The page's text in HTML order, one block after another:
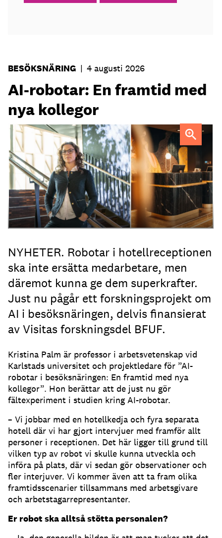
BESÖKSNÄRING | 4 augusti 2026
AI-robotar: En framtid med
nya kollegor
Professor Kristina Palm FOTO: Theresia Viska FOTO:
Dylan Calluy / Unsplash
NYHETER. Robotar i hotellreceptionen
ska inte ersätta medarbetare, men
däremot kunna ge dem superkrafter.
Just nu pågår ett forskningsprojekt om
AI i besöksnäringen, delvis finansierat
av Visitas forskningsdel BFUF.
Kristina Palm är professor i arbetsvetenskap vid
Karlstads universitet och projektledare för ”AI-
robotar i besöksnäringen: En framtid med nya
kollegor”. Hon berättar att de just nu gör
fältexperiment i studien kring AI-robotar.
– Vi jobbar med en hotellkedja och fyra separata
hotell där vi har gjort intervjuer med framför allt
personer i receptionen. Det här ligger till grund till
vilken typ av robot vi skulle kunna utveckla och
införa på plats, där vi sedan gör observationer och
fler interjuver. Vi kommer även att ta fram olika
framtidsscenarier tillsammans med arbetsgivare
och arbetstagarrepresentanter.
Er robot ska alltså stötta personalen?